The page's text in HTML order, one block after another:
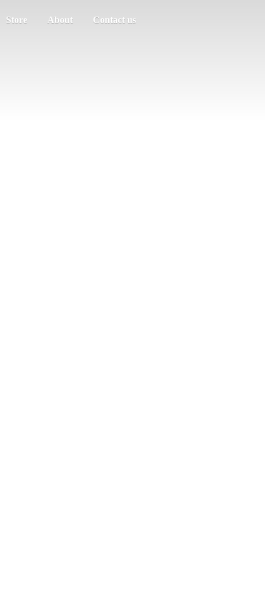
Store About Contact us